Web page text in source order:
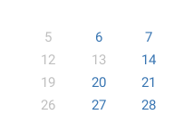
5
6 7
12
13 14
19
20 21
26
27 28